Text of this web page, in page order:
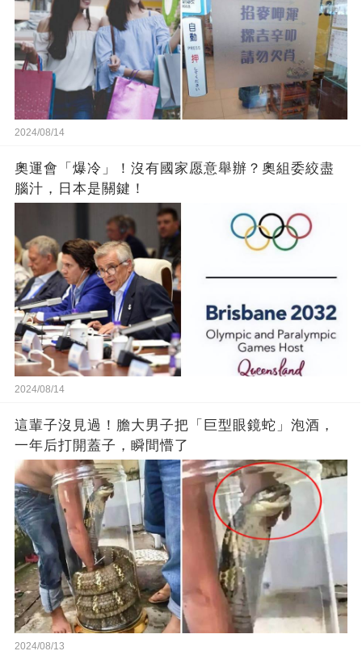
2024/08/14
奧運會「爆冷」！沒有國家愿意舉辦？奧組委絞盡
腦汁，日本是關鍵！
2024/08/14
這輩子沒見過！膽大男子把「巨型眼鏡蛇」泡酒，
一年后打開蓋子，瞬間懵了
2024/08/13